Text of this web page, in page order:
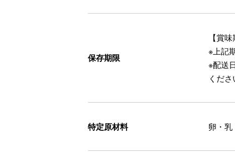
保存期限
【賞
※上記
※配送
くださ
特定原材料 卵・